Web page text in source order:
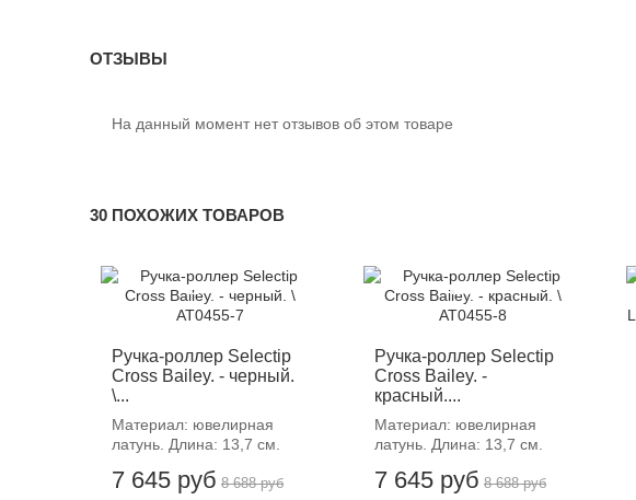
ОТЗЫВЫ
На данный момент нет отзывов об этом товаре
30 ПОХОЖИХ ТОВАРОВ
Ручка-роллер Selectip
Cross Bailey. - черный.
\...
Материал: ювелирная
латунь. Длина: 13,7 см.
7 645 руб
-12%
8 688 руб
Ручка-роллер Selectip
Cross Bailey. -
красный....
Материал: ювелирная
латунь. Длина: 13,7 см.
7 645 руб
-12%
8 688 руб